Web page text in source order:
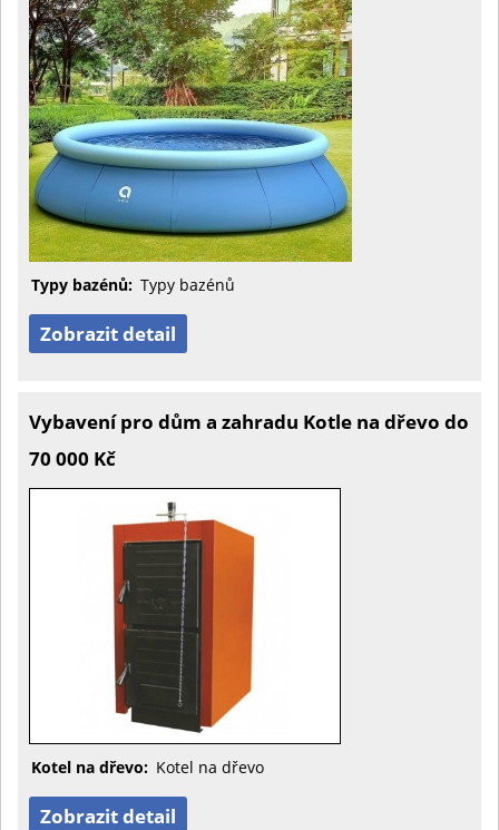
Typy bazénů: Typy bazénů
Zobrazit detail
Vybavení pro dům a zahradu Kotle na dřevo do
70 000 Kč
Kotel na dřevo: Kotel na dřevo
Zobrazit detail